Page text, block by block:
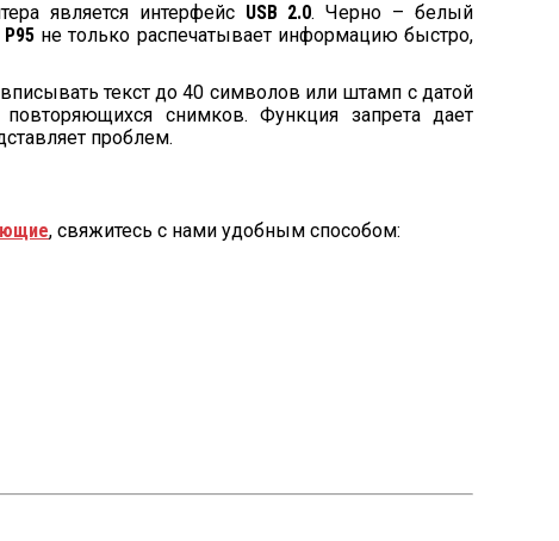
является интерфейс USB 2.0. Черно – белый
P95 не только распечатывает информацию быстро,
текст до 40 символов или штамп с датой
снимков. Функция запрета дает
проблем.
, свяжитесь с нами удобным способом: